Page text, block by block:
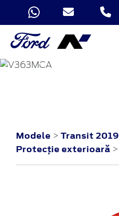
TRANSIT
Modele > Transit 2019
Protecţie exterioară >